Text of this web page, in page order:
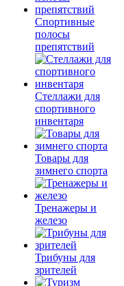
Спортивные
полосы
препятствий
Стеллажи для
спортивного
инвентаря
Товары для
зимнего спорта
Тренажеры и
железо
Трибуны для
зрителей